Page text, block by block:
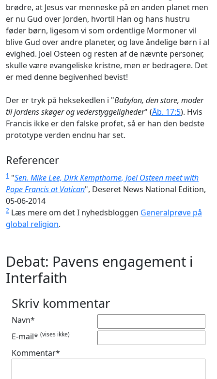
brødre, at Jesus var menneske på en anden planet men
er nu Gud over Jorden, hvortil Han og hans hustru
føder børn, ligesom vi som ordentlige Mormoner vil
blive Gud over andre planeter, og lave åndelige børn i al
evighed. Joel Osteen og resten af de nævnte personer,
skulle være evangeliske kristne, men er bedragere. Det
er med denne begivenhed bevist!
Der er tryk på heksekedlen i "Babylon, den store, moder
til jordens skøger og vederstyggeligheder" (Åb. 17:5). Hvis
Francis ikke er den falske profet, så er han den bedste
prototype verden endnu har set.
Referencer
1 "Sen. Mike Lee, Dirk Kempthorne, Joel Osteen meet with
Pope Francis at Vatican", Deseret News National Edition,
05-06-2014
2 Læs mere om det I nyhedsbloggen Generalprøve på
global religion.
Debat: Pavens engagement i
Interfaith
Skriv kommentar
Navn*
E-mail* (vises ikke)
Kommentar*